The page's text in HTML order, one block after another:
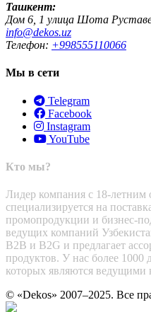
Ташкент:
Дом 6, 1 улица Шота
info@dekos.uz
Телефон: +998555110066
Мы в сети
Telegram
Facebook
Instagram
YouTube
Кто мы?
Лидер компания с 18-
специализируется на
промопродукции и бизнес-
ведущих компаний
B2B и B2G и предлагает
продуктов. У нас более 1000
которых являются ведущими
© «Dekos» 2007–2025. Все